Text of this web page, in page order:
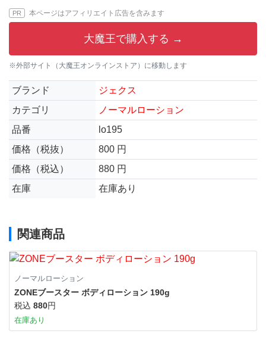
PR 本ページはアフィリエイト広告を含みます
大魔王で購入する →
※外部サイト（大魔王オンラインストア）に移動します
ブランド
ジェクス
カテゴリ
ノーマルローション
品番
lo195
価格（税抜）
800 円
価格（税込）
880 円
在庫
在庫あり
関連商品
ノーマルローション
ZONEブースター ボディローション 190g
税込 880円
在庫あり